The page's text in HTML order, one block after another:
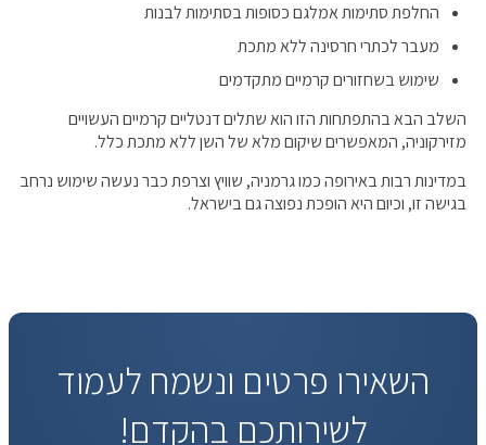
החלפת סתימות אמלגם כסופות בסתימות לבנות
מעבר לכתרי חרסינה ללא מתכת
שימוש בשחזורים קרמיים מתקדמים
השלב הבא בהתפתחות הזו הוא שתלים דנטליים קרמיים העשויים
מזירקוניה, המאפשרים שיקום מלא של השן ללא מתכת כלל.
במדינות רבות באירופה כמו גרמניה, שוויץ וצרפת כבר נעשה שימוש נרחב
בגישה זו, וכיום היא הופכת נפוצה גם בישראל.
השאירו פרטים ונשמח לעמוד
לשירותכם בהקדם!